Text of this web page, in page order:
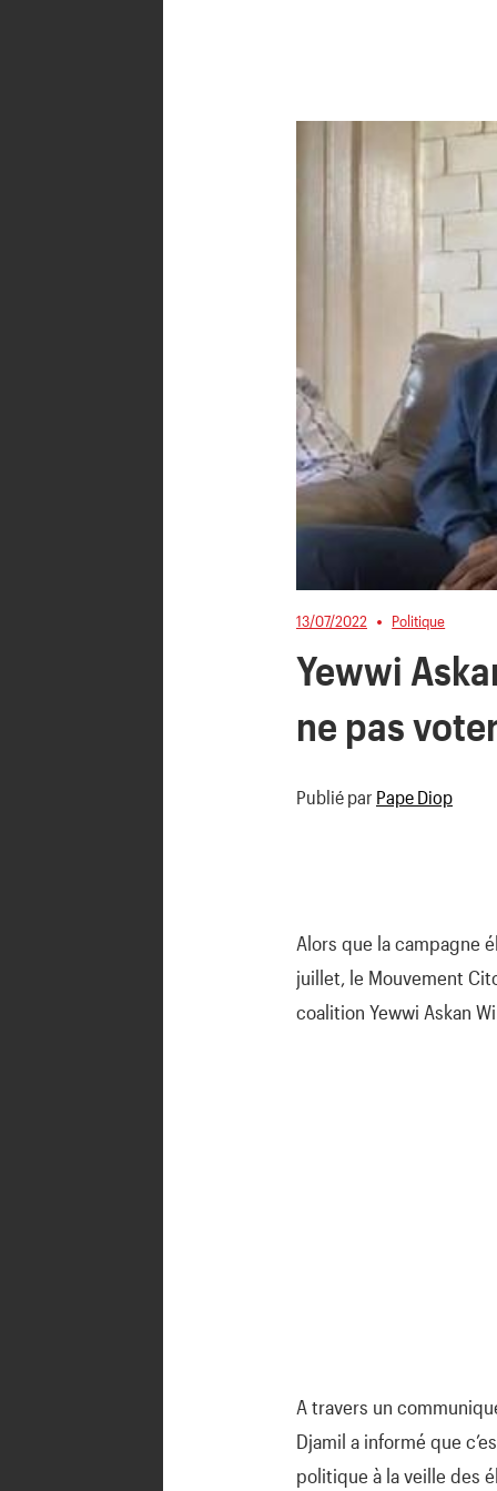
13/07/2022 Politique
Yewwi
ne pas
Publié par Pape Diop
Alors que la campagne
juillet, le Mouvement
coalition Yewwi Askan Wi
A travers un
Djamil a informé que
politique à la veille des